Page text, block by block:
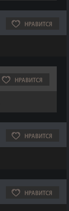
НРАВИТСЯ
НРАВИТСЯ
НРАВИТСЯ
НРАВИТСЯ